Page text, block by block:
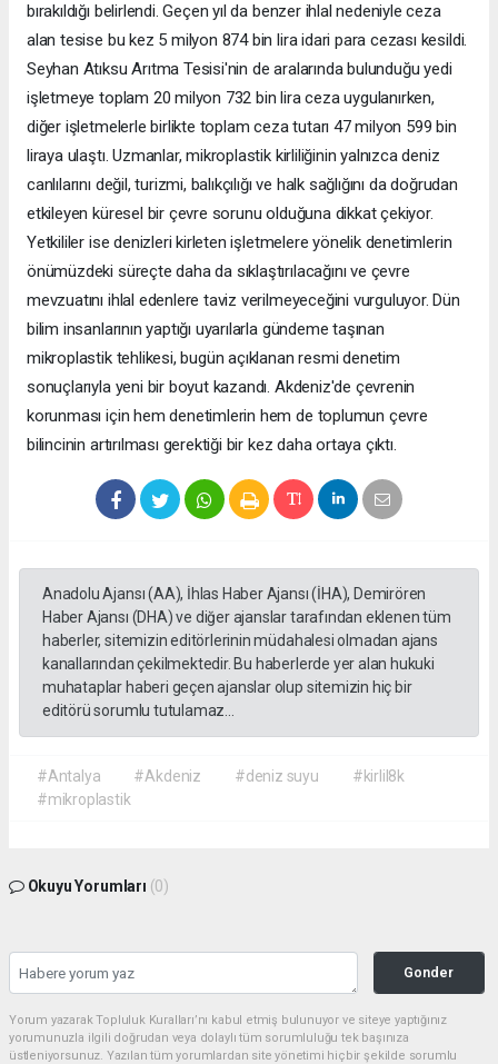
bırakıldığı belirlendi. Geçen yıl da benzer ihlal nedeniyle ceza
alan tesise bu kez 5 milyon 874 bin lira idari para cezası kesildi.
Seyhan Atıksu Arıtma Tesisi'nin de aralarında bulunduğu yedi
işletmeye toplam 20 milyon 732 bin lira ceza uygulanırken,
diğer işletmelerle birlikte toplam ceza tutarı 47 milyon 599 bin
liraya ulaştı. Uzmanlar, mikroplastik kirliliğinin yalnızca deniz
canlılarını değil, turizmi, balıkçılığı ve halk sağlığını da doğrudan
etkileyen küresel bir çevre sorunu olduğuna dikkat çekiyor.
Yetkililer ise denizleri kirleten işletmelere yönelik denetimlerin
önümüzdeki süreçte daha da sıklaştırılacağını ve çevre
mevzuatını ihlal edenlere taviz verilmeyeceğini vurguluyor. Dün
bilim insanlarının yaptığı uyarılarla gündeme taşınan
mikroplastik tehlikesi, bugün açıklanan resmi denetim
sonuçlarıyla yeni bir boyut kazandı. Akdeniz'de çevrenin
korunması için hem denetimlerin hem de toplumun çevre
bilincinin artırılması gerektiği bir kez daha ortaya çıktı.
Anadolu Ajansı (AA), İhlas Haber Ajansı (İHA), Demirören
Haber Ajansı (DHA) ve diğer ajanslar tarafından eklenen tüm
haberler, sitemizin editörlerinin müdahalesi olmadan ajans
kanallarından çekilmektedir. Bu haberlerde yer alan hukuki
muhataplar haberi geçen ajanslar olup sitemizin hiç bir
editörü sorumlu tutulamaz...
#Antalya #Akdeniz #deniz suyu
#kirlil8k
#mikroplastik
Okuyu Yorumları (0)
Gonder
Yorum yazarak Topluluk Kuralları’nı kabul etmiş bulunuyor ve siteye yaptığınız
yorumunuzla ilgili doğrudan veya dolaylı tüm sorumluluğu tek başınıza
üstleniyorsunuz. Yazılan tüm yorumlardan site yönetimi hiçbir şekilde sorumlu